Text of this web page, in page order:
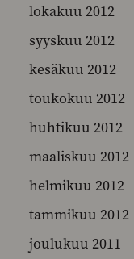
lokakuu 2012
syyskuu 2012
kesäkuu 2012
toukokuu 2012
huhtikuu 2012
maaliskuu 2012
helmikuu 2012
tammikuu 2012
joulukuu 2011